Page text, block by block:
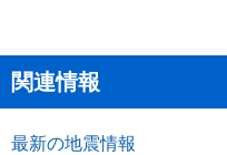
関連情報
最新の地震情報